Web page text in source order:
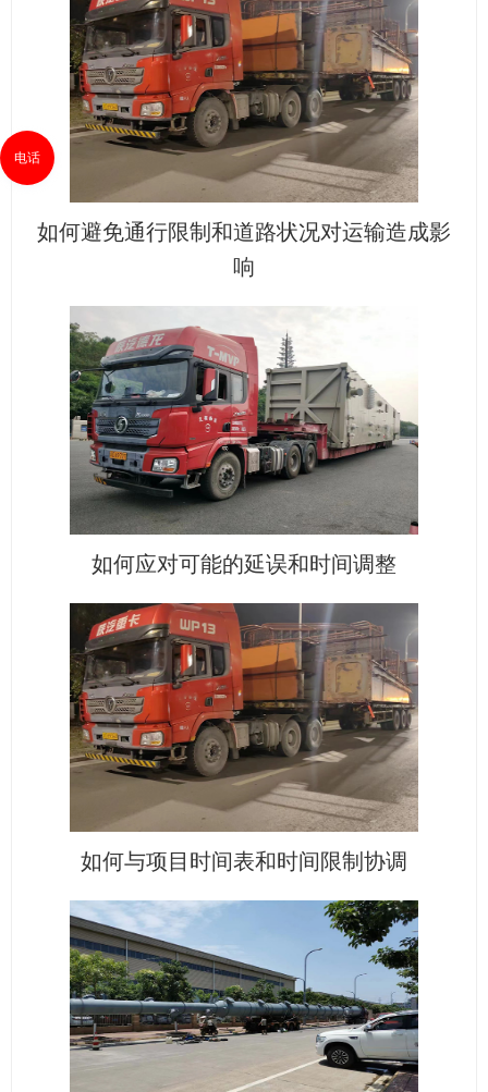
如何避免通行限制和道路状况对运输造成影
响
如何应对可能的延误和时间调整
如何与项目时间表和时间限制协调
电话